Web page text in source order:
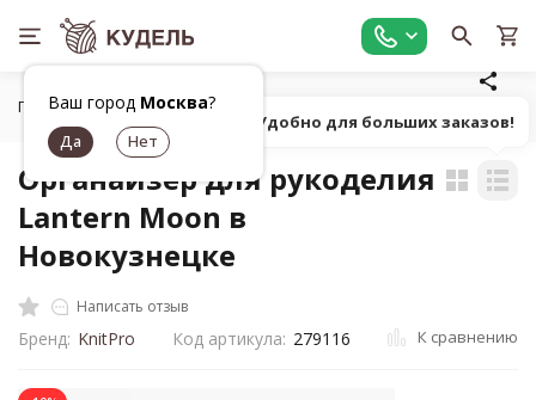
Ваш город Москва?
Главная Органайзеры для рукоделия
Органайзер для рукоделия
Lantern Moon в
Новокузнецке
Написать отзыв
Бренд: KnitPro Код артикула: 279116 К сравнению
Попробуй! Удобно для больших заказов!